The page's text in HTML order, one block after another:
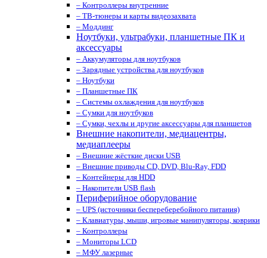
– Контроллеры внутренние
– ТВ-тюнеры и карты видеозахвата
– Моддинг
Ноутбуки, ультрабуки, планшетные ПК и
аксессуары
– Аккумуляторы для ноутбуков
– Зарядные устройства для ноутбуков
– Ноутбуки
– Планшетные ПК
– Системы охлаждения для ноутбуков
– Сумки для ноутбуков
– Сумки, чехлы и другие аксессуары для планшетов
Внешние накопители, медиацентры,
медиаплееры
– Внешние жёсткие диски USB
– Внешние приводы CD, DVD, Blu-Ray, FDD
– Контейнеры для HDD
– Накопители USB flash
Периферийное оборудование
– UPS (источники беспереберебойного питания)
– Клавиатуры, мыши, игровые манипуляторы, коврики
– Контроллеры
– Мониторы LCD
– МФУ лазерные